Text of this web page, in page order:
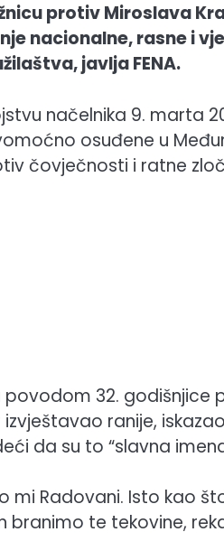
protiv Miroslava
nacionalne, rasne i
javlja FENA.
načelnika 9. marta
osuđene u
čovječnosti i ratne
32. godišnjice
ranije,
da su to “slavna
Radovani. Isto kao
branimo te tekovine,